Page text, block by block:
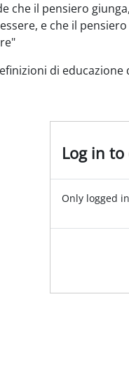
che il pensiero
e che il
di
Log in
Only logged